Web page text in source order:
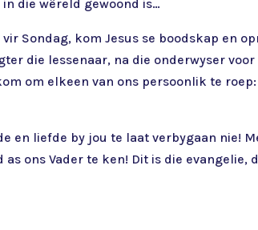
die wêreld gewoond is…
Sondag, kom Jesus se boodskap en
die lessenaar, na die onderwyser
om elkeen van ons persoonlik te
en liefde by jou te laat verbygaan nie!
ons Vader te ken! Dit is die evangelie,